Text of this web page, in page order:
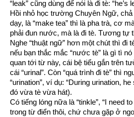
“leak” cũng dùng để nói là đi tè: “he’s
Hồi nhỏ học trường Chuyên Ngữ,
dạy, là “make tea” thì là pha trà, cơ
phải đun nước, mà là đi tè. Tương tự
Nghe “thuật ngữ” hơn một chút thì đi
nếu bạn thắc mắc “nước tè” là gì tì nó
quan tới từ này, cái bệ tiểu gắn trên
cái “urinal”. Còn “quá trình đi tè” thì
“urination”, ví dụ: “During urination,
đó vừa tè vừa hát).
Có tiếng lóng nữa là “tinkle”, “I need
trong từ điển thôi, chứ chưa gặp ở